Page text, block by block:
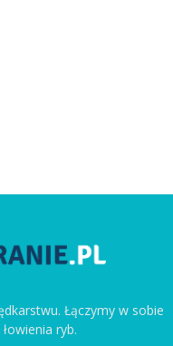
Łączymy w sobie
ryb.